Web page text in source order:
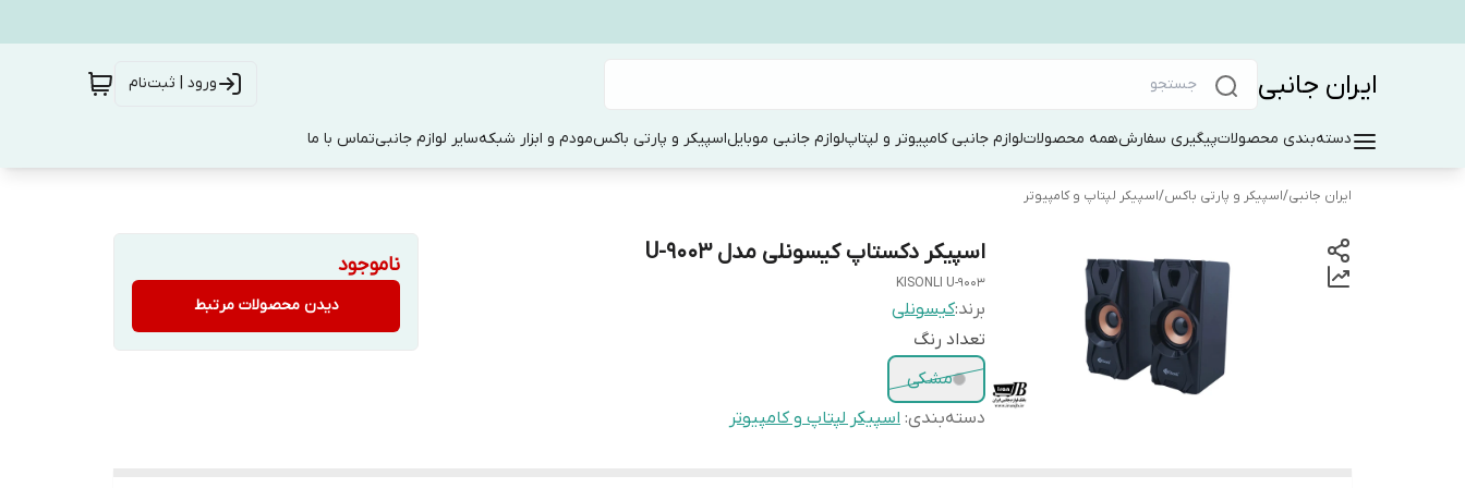
ایران جانبی ورود | ثبت‌نام
دسته‌بندی محصولاتپیگیری سفارشهمه محصولاتلوازم جانبی کامپیوتر و لپتاپلوازم جانبی موبایلاسپیکر و پارتی باکسمودم و ابزار شبکهسایر لوازم جانبیتماس با ما
ایران جانبی/اسپیکر و پارتی باکس/اسپیکر لپتاپ و کامپیوتر
اسپیکر دکستاپ کیسونلی مدل U-9003
KISONLI U-9003
برند:کیسونلی
تعداد رنگ
مشکی
دسته‌بندی: اسپیکر لپتاپ و کامپیوتر
ناموجود
دیدن محصولات مرتبط